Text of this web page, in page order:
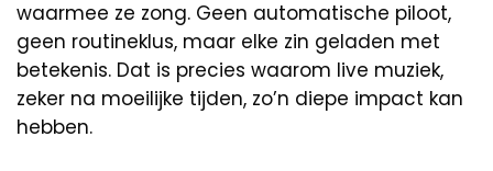
waarmee ze zong. Geen automatische piloot,
geen routineklus, maar elke zin geladen met
betekenis. Dat is precies waarom live muziek,
zeker na moeilijke tijden, zo’n diepe impact kan
hebben.